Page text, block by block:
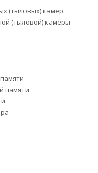
(тыловых) камер
(тыловой) камеры
памяти